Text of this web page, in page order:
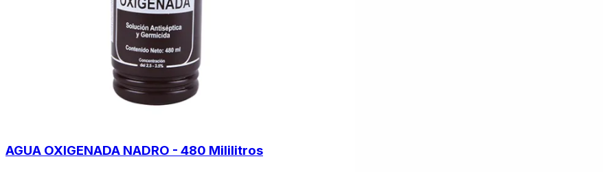
AGUA OXIGENADA NADRO - 480 Mililitros